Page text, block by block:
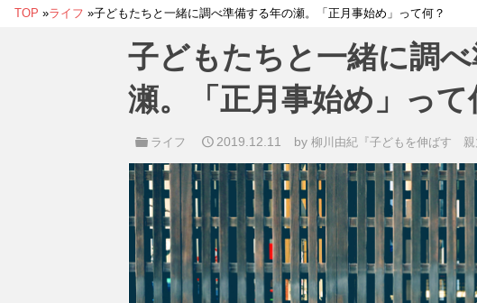
TOP »ライフ »子どもたちと一緒に調べ準備する年の瀬。「正月事始め」って何？
子どもたちと一緒に調
瀬。「正月事始め」って
ライフ 2019.12.11 by柳川由紀『子どもを伸ばす 親